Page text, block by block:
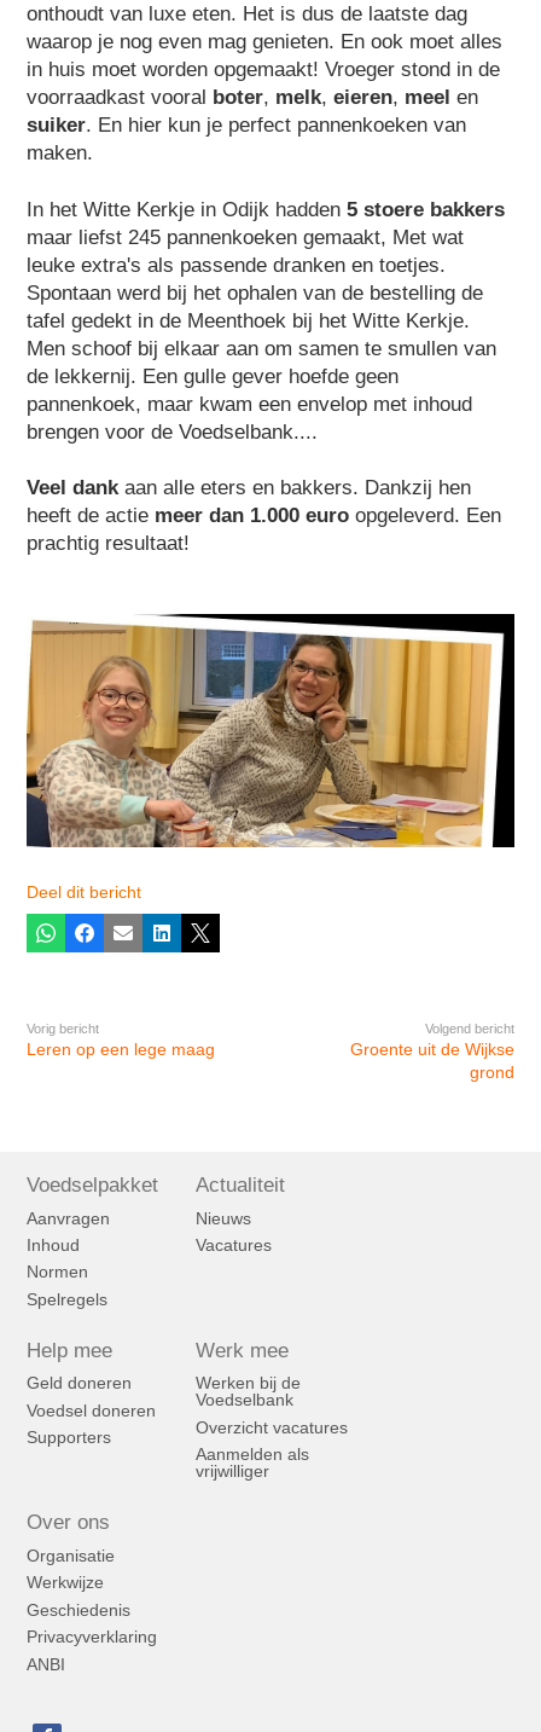
onthoudt van luxe eten. Het is dus de laatste dag
waarop je nog even mag genieten. En ook moet alles
in huis moet worden opgemaakt! Vroeger stond in de
voorraadkast vooral boter, melk,eieren, meel en
suiker. En hier kun je perfect pannenkoeken van
maken.
In het Witte Kerkje in Odijk hadden5 stoere bakkers
maar liefst 245 pannenkoeken gemaakt, Met wat
leuke extra's als passende dranken en toetjes.
Spontaan werd bij het ophalen van de bestelling de
tafel gedekt in de Meenthoek bij het Witte Kerkje.
Men schoof bij elkaar aan om samen te smullen van
de lekkernij. Een gulle gever hoefde geen
pannenkoek, maar kwam een envelop met inhoud
brengen voor de Voedselbank....
Veel dankaan alle eters en bakkers. Dankzij hen
heeft de actie meer dan 1.000 euro opgeleverd. Een
prachtig resultaat!
Deel dit bericht
WhatsappFacebook
E-mailLinkedIn
X
Vorig bericht
Leren op een lege maag
Volgend bericht
Groente uit de Wijkse
grond
Voedselpakket
Aanvragen
Inhoud
Normen
Spelregels
Actualiteit
Nieuws
Vacatures
Help mee
Geld doneren
Voedsel doneren
Supporters
Werk mee
Werken bij de
Voedselbank
Overzicht vacatures
Aanmelden als
vrijwilliger
Over ons
Organisatie
Werkwijze
Geschiedenis
Privacyverklaring
ANBI